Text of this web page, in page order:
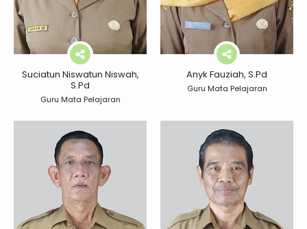
Suciatun Niswatun Niswah,
S.Pd
Guru Mata Pelajaran
Anyk Fauziah, S.Pd
Guru Mata Pelajaran